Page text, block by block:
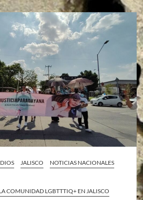
JALISCO
NOTICIAS NACIONALES
COMUNIDAD LGBTTTIQ+ EN JALISCO